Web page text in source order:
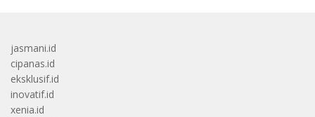
jasmani.id
cipanas.id
eksklusif.id
inovatif.id
xenia.id